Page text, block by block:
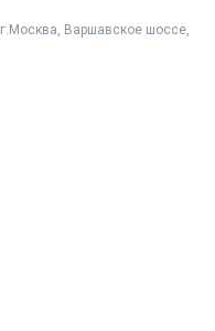
Варшавское шоссе,